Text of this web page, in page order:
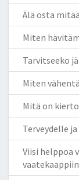
Älä osta
Miten
Tarvitseeko
Miten
Mitä on
Terveydelle
Viisi helppoa
vaatekaappiin